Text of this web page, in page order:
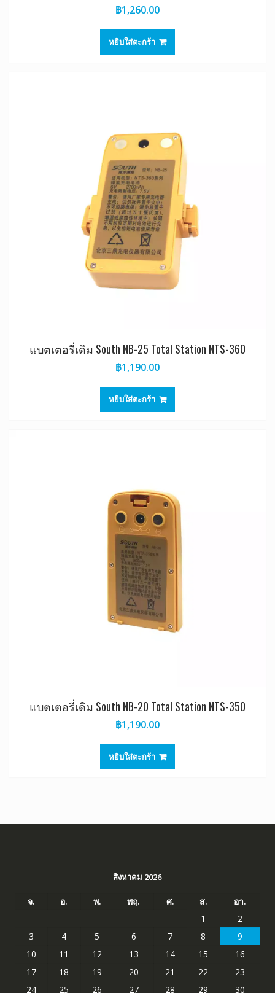
฿1,260.00
หยิบใส่ตะกร้า
แบตเตอรี่เดิม South NB-25 Total Station NTS-360
฿1,190.00
หยิบใส่ตะกร้า
แบตเตอรี่เดิม South NB-20 Total Station NTS-350
฿1,190.00
หยิบใส่ตะกร้า
สิงหาคม 2026
จ. อ. พ. พฤ. ศ. ส.
อา.
1
2
3
4 5 6 7 8
9
10
11 12 13 14 15
16
17
18 19 20 21 22
23
24
25 26 27 28 29
30